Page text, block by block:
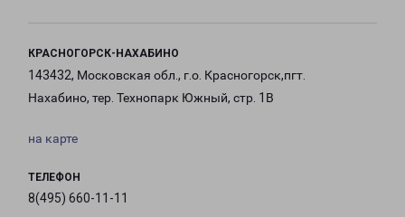
КРАСНОГОРСК-НАХАБИНО
143432, Московская обл., г.о. Красногорск,пгт.
Нахабино, тер. Технопарк Южный, стр. 1В
на карте
ТЕЛЕФОН
8(495) 660-11-11